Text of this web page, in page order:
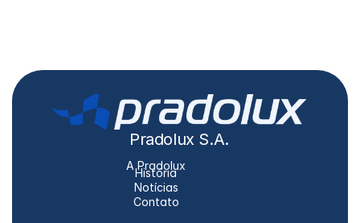
Pradolux S.A.
A Pradolux
História
Notícias
Contato